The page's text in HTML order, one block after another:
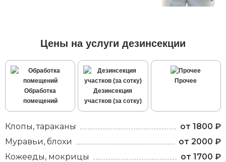
Цены на услуги дезинсекции
Обработка
помещений
Дезинсекция
участков (за сотку)
Прочее
Клопы, тараканы
от 1800 ₽
Муравьи, блохи
от 2000 ₽
Кожееды, мокрицы
от 1700 ₽